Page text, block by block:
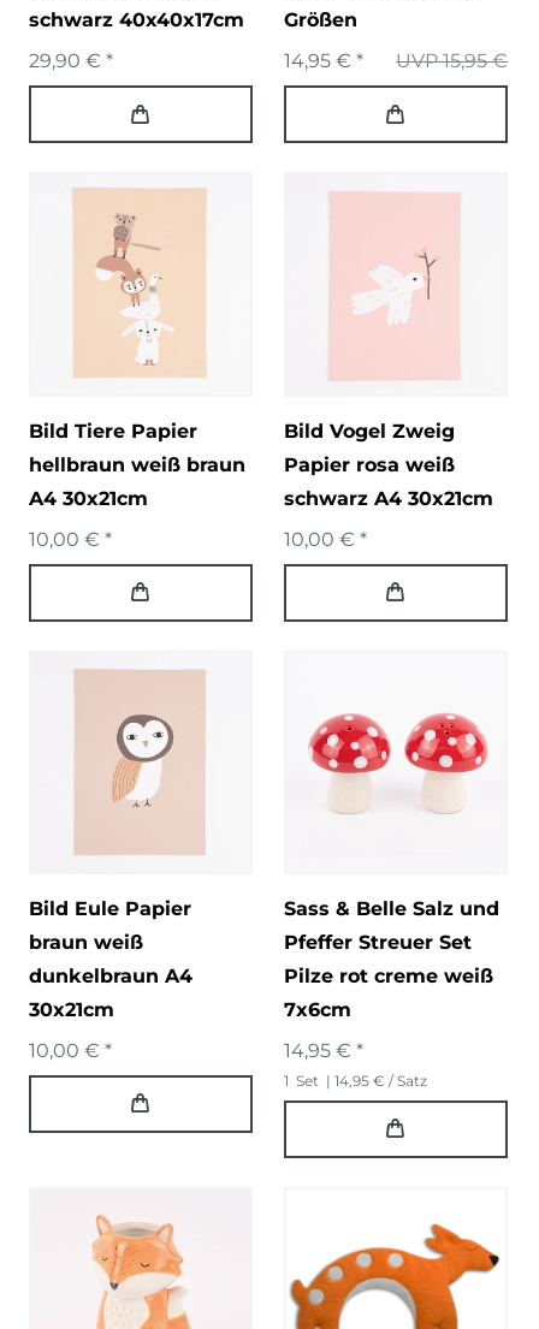
schwarz 40x40x17cm
29,90 € *
Größen
UVP 15,95 €
14,95 € *
Bild Tiere Papier
hellbraun weiß braun
A4 30x21cm
10,00 € *
Bild Vogel Zweig
Papier rosa weiß
schwarz A4 30x21cm
10,00 € *
Bild Eule Papier
braun weiß
dunkelbraun A4
30x21cm
10,00 € *
Sass & Belle Salz und
Pfeffer Streuer Set
Pilze rot creme weiß
7x6cm
14,95 € *
1 Set | 14,95 € / Satz